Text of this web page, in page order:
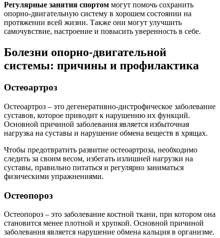
Регулярные занятия спортом могут помочь сохранить
опорно-двигательную систему в хорошем состоянии на
протяжении всей жизни. Также они могут улучшить
самочувствие, настроение и повысить уверенность в себе.
Болезни опорно-двигательной
системы: причины и профилактика
Остеоартроз
Остеоартроз – это дегенеративно-дистрофическое заболевание
суставов, которое приводит к нарушению их функций.
Основной причиной заболевания является избыточная
нагрузка на суставы и нарушение обмена веществ в хрящах.
Чтобы предотвратить развитие остеоартроза, необходимо
следить за своим весом, избегать излишней нагрузки на
суставы, правильно питаться и регулярно заниматься
физическими упражнениями.
Остеопороз
Остеопороз – это заболевание костной ткани, при котором она
становится менее плотной и хрупкой. Основной причиной
заболевания является нарушение обмена кальция в организме.